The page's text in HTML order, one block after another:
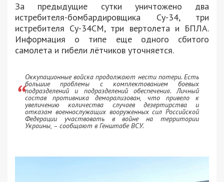
За предыдущие сутки уничтожено два
истребителя-бомбардировщика Су-34, три
истребителя Су-34СМ, три вертолета и БПЛА.
Информация о типе еще одного сбитого
самолета и гибели лётчиков уточняется.
Оккупационные войска продолжают нести потери. Есть
большие проблемы с комплектованием боевых
подразделений и подразделений обеспечения. Личный
состав противника деморализован, что привело к
увеличению количества случаев дезертирства и
отказам военнослужащих вооруженных сил Российской
Федерации участвовать в войне на территории
Украины, – сообщают в Генштабе ВСУ.